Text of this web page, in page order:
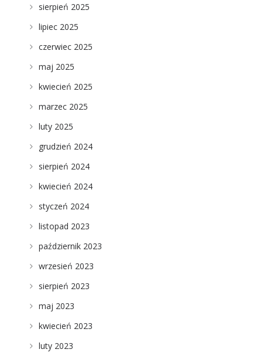
sierpień 2025
lipiec 2025
czerwiec 2025
maj 2025
kwiecień 2025
marzec 2025
luty 2025
grudzień 2024
sierpień 2024
kwiecień 2024
styczeń 2024
listopad 2023
październik 2023
wrzesień 2023
sierpień 2023
maj 2023
kwiecień 2023
luty 2023